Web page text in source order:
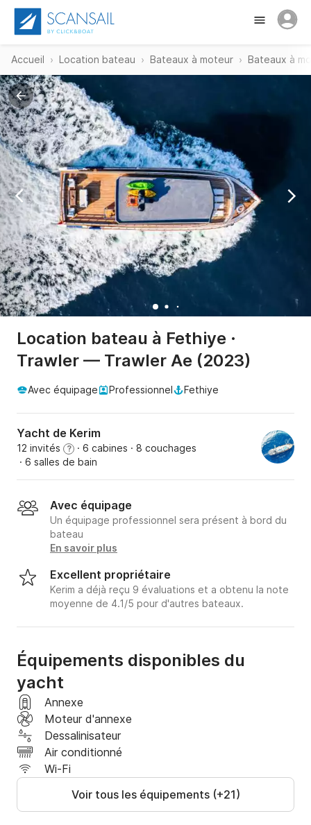
Accueil Location bateau Bateaux à moteur Bateaux à
Location bateau à Fethiye ·
Trawler — Trawler Ae (2023)
Avec équipage Professionnel Fethiye
Yacht de Kerim
12 invités ? · 6 cabines · 8 couchages
· 6 salles de bain
Avec équipage
Un équipage professionnel sera présent à bord du
bateau
En savoir plus
Excellent propriétaire
Kerim a déjà reçu 9 évaluations et a obtenu la note
moyenne de 4.1/5 pour d'autres bateaux.
Équipements disponibles du
yacht
Annexe
Moteur d'annexe
Dessalinisateur
Air conditionné
Wi-Fi
Voir tous les équipements (+21)